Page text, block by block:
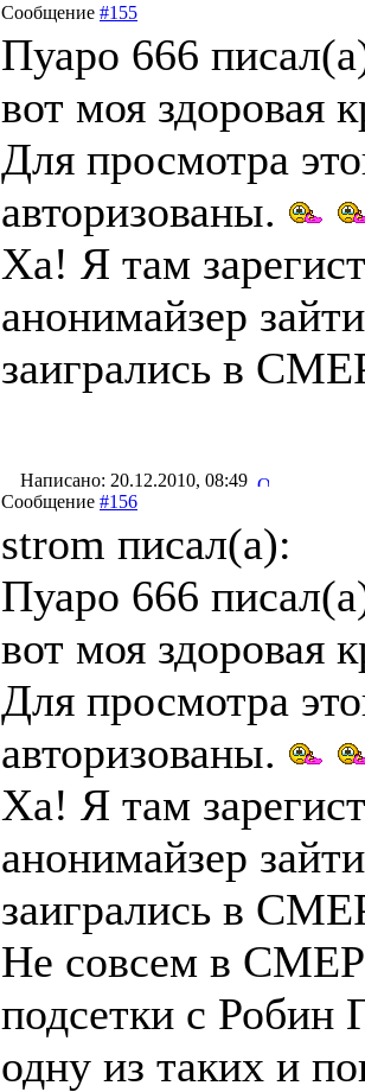
Сообщение #155
Пуаро 666
вот моя здоровая
Для просмотра
авторизованы.
Ха! Я там
анонимайзер
заигрались в
Написано: 20.12.2010, 08:49
Сообщение #156
strom писал(a):
Пуаро 666
вот моя здоровая
Для просмотра
авторизованы.
Ха! Я там
анонимайзер
заигрались в
Не совсем в
подсетки с Робин
одну из таких и